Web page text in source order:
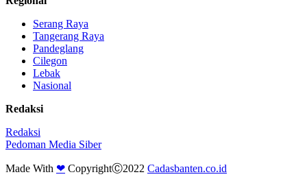
Serang Raya
Tangerang Raya
Pandeglang
Cilegon
Lebak
Nasional
Redaksi
Redaksi
Pedoman Media Siber
Made With ❤ CopyrightⒸ2022 Cadasbanten.co.id